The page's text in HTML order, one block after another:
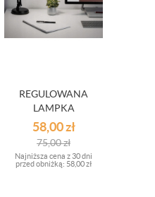
REGULOWANA
LAMPKA
BIURKOWA
58,00zł
75,00zł
Najniższa cena z 30 dni
przed obniżką: 58,00 zł